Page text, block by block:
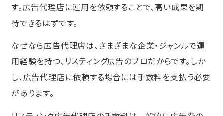
す。広告代理店に運用を依頼することで、高い成果を期
待できるはずです。
なぜなら広告代理店は、さまざまな企業・ジャンルで運
用経験を持つ、リスティング広告のプロだからです。しか
し、広告代理店に依頼する場合には手数料を支払う必要
があります。